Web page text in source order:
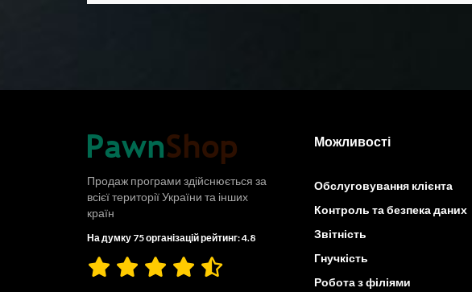
Продаж програми здійснюється за
всієї території України та інших
країн
На думку 75 організацій рейтинг: 4.8
Можливості
Обслуговування клієнта
Контроль та безпека даних
Звітність
Гнучкість
Робота з філіями